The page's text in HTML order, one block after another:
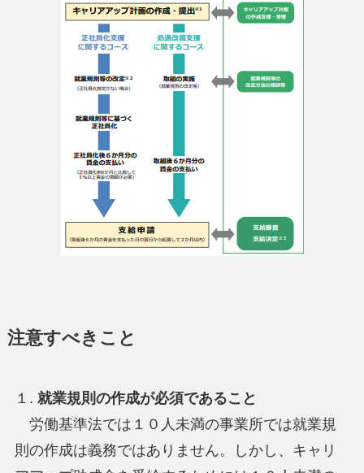
注意すべきこと
１. 就業規則の作成が必須であること
労働基準法では１０人未満の事業所では就業規
則の作成は義務ではありません。しかし、キャリ